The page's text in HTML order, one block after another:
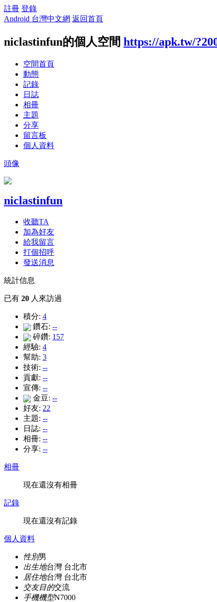
註冊 登錄
Android 台灣中文網 返回首頁
niclastinfun的個人空間 https://apk.tw/
空間首頁
動態
記錄
日誌
相冊
主題
分享
留言板
個人資料
頭像
niclastinfun
收聽TA
加為好友
給我留言
打個招呼
發送消息
統計信息
已有 20 人來訪過
積分: 4
鑽石: --
碎鑽: 157
經驗: 4
幫助: 3
技術: --
貢獻: --
宣傳: --
金豆: --
好友: 22
主題: --
日誌: --
相冊: --
分享: --
相冊
現在還沒有相冊
記錄
現在還沒有記錄
個人資料
性別男
出生地台灣 台北市
居住地台灣 台北市
交友目的交流
手機機型N7000